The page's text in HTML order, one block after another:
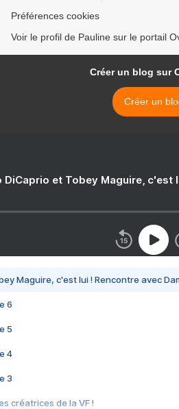
Préférences cookies
Voir le profil de Pauline sur le portail
Créer un blog sur
Créer un
DiCaprio et Tobey Maguire, c'est
Maguire, c'est lui ! Rencontre avec
6
5
4
3
créatrices de la VF !